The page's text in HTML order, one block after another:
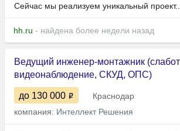
Сейчас мы реализуем уникальный
hh.ru - найдена более недели назад
Ведущий инженер-монтажник
видеонаблюдение, СКУД, ОПС)
до 130 000
Краснодар
компания: Интеллект Решения